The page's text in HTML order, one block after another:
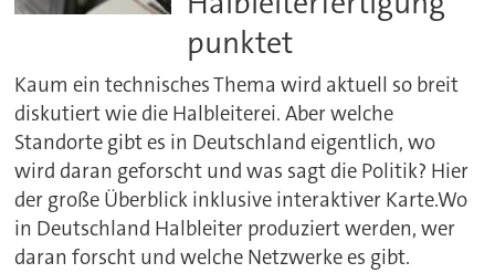
punktet
Kaum ein technisches Thema wird aktuell so breit
diskutiert wie die Halbleiterei. Aber welche
Standorte gibt es in Deutschland eigentlich, wo
wird daran geforscht und was sagt die Politik? Hier
der große Überblick inklusive interaktiver Karte.Wo
in Deutschland Halbleiter produziert werden, wer
daran forscht und welche Netzwerke es gibt.